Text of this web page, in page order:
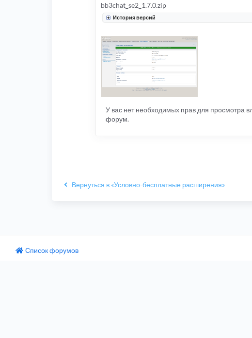
bb3chat_se2_1.7.0.zip
История версий
У вас нет необходимых прав для просмотра
форум.
Вернуться в «Условно-бесплатные расширения»
Список форумов